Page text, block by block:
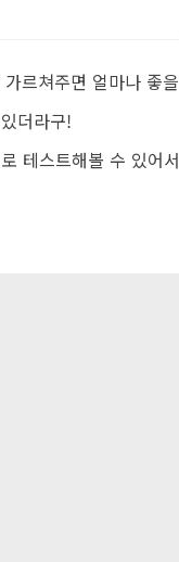
르쳐주면 얼마나 좋을
더라구!
테스트해볼 수 있어서